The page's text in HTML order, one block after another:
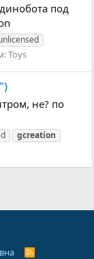
под
Toys
не? по
gcreation
R